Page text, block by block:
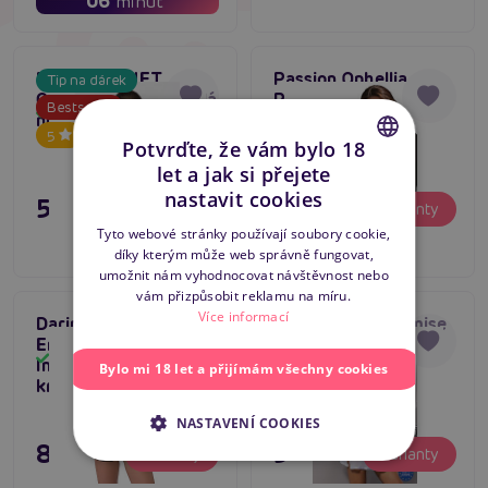
Tip na dárek
Bestseller
5
Passion JANET
CHEMISE dámská bílá
noční košilka a tanga
Skladem
595 Kč Varianty
Passion Ophellia
Peignoir (Black),
průsvitný krajkový
župan
895 Kč Varianty
Daring Intimates Lace
Embrace Babydoll 2-
In-1 Set (Purple),
krajkový babydoll
Skladem
895 Kč
Top produkt
Tip na dárek
Casmir KEA Chemise
(White), průhledná
erotická košilka
595 Kč Varianty
ENGLISH
Potvrďte, že vám bylo 18
let a jak si přejete
nastavit cookies
Tyto webové stránky používají soubory cookie,
díky kterým může web správně fungovat,
umožnit nám vyhodnocovat návštěvnost nebo
vám přizpůsobit reklamu na míru.
Více informací
Bylo mi 18 let a přijímám všechny cookies
NASTAVENÍ COOKIES